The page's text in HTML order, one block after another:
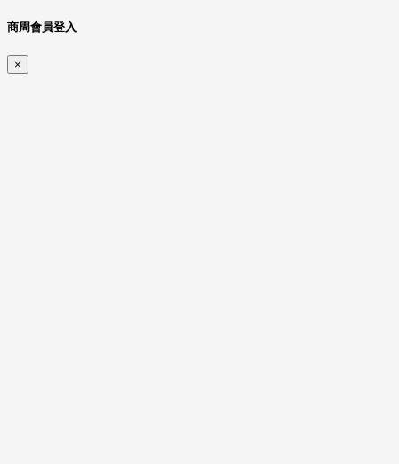
商周會員登入
×